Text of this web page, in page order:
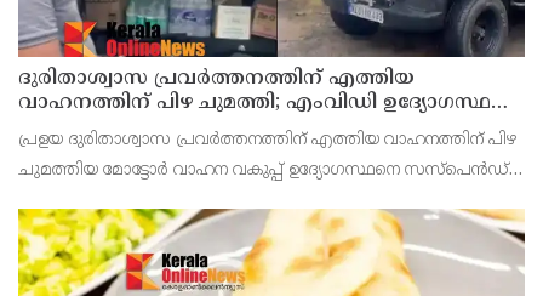
ദുരിതാശ്വാസ പ്രവർത്തനത്തിന് എത്തിയ
വാഹനത്തിന് പിഴ ചുമത്തി; എംവിഡി ഉദ്യോഗസ്ഥന്
സസ്പെൻഷൻ
പ്രളയ ദുരിതാശ്വാസ പ്രവർത്തനത്തിന് എത്തിയ വാഹനത്തിന് പിഴ
ചുമത്തിയ മോട്ടോർ വാഹന വകുപ്പ് ഉദ്യോഗസ്ഥനെ സസ്പെൻഡ്
ലൈജുവിനെയാണ് സസ്പെൻഡ് ചെയ്തത്